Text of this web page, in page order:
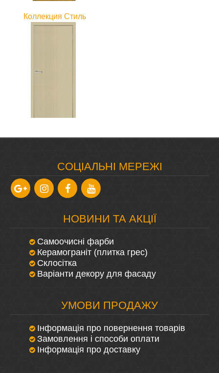
Коллекция Стиль
CОЦІАЛЬНІ МЕРЕЖІ
НОВИНИ ТА АКЦІЇ
Самоочисні фарби
Керамограніт (плитка грес)
Склосітка
Варіанти декору для фасаду
УМОВИ ПРОДАЖУ
Інформація про повернення товарів
Замовлення і способи оплати
Інформація про доставку